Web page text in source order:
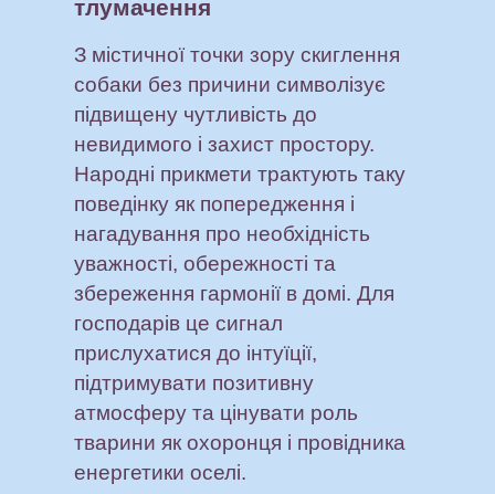
тлумачення
З містичної точки зору скиглення
собаки без причини символізує
підвищену чутливість до
невидимого і захист простору.
Народні прикмети трактують таку
поведінку як попередження і
нагадування про необхідність
уважності, обережності та
збереження гармонії в домі. Для
господарів це сигнал
прислухатися до інтуїції,
підтримувати позитивну
атмосферу та цінувати роль
тварини як охоронця і провідника
енергетики оселі.